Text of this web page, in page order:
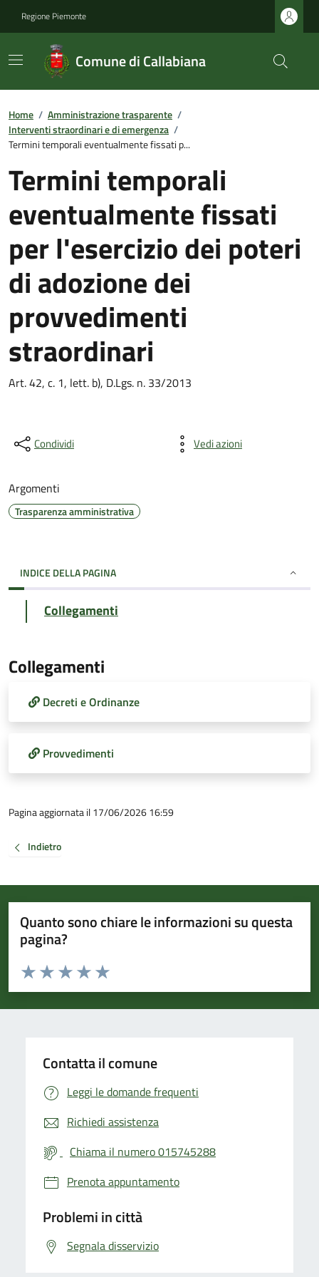
Regione Piemonte
Comune di Callabiana
Home / Amministrazione trasparente /
Interventi straordinari e di emergenza /
Termini temporali eventualmente fissati p...
Termini temporali
eventualmente fissati
per l'esercizio dei poteri
di adozione dei
provvedimenti
straordinari
Art. 42, c. 1, lett. b), D.Lgs. n. 33/2013
Condividi Vedi azioni
Argomenti
Trasparenza amministrativa
INDICE DELLA PAGINA
Collegamenti
Collegamenti
Decreti e Ordinanze
Provvedimenti
Pagina aggiornata il 17/06/2026 16:59
Indietro
Quanto sono chiare le informazioni su questa
pagina?
Valuta da 1 a 5 stelle la pagina
Valuta 5 stelle su 5
Valuta 4 stelle su 5
Valuta 3 stelle su 5
Valuta 2 stelle su 5
Valuta 1 stelle su 5
Contatta il comune
Leggi le domande frequenti
Richiedi assistenza
Chiama il numero 015745288
Prenota appuntamento
Problemi in città
Segnala disservizio